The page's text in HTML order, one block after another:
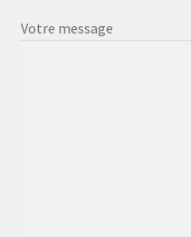
Votre message